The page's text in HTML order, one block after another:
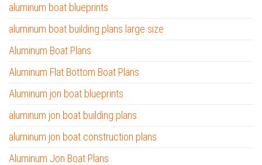
aluminum boat blueprints
aluminum boat building plans large size
Aluminum Boat Plans
Aluminum Flat Bottom Boat Plans
Aluminum jon boat blueprints
aluminum jon boat building plans
aluminum jon boat construction plans
Aluminum Jon Boat Plans